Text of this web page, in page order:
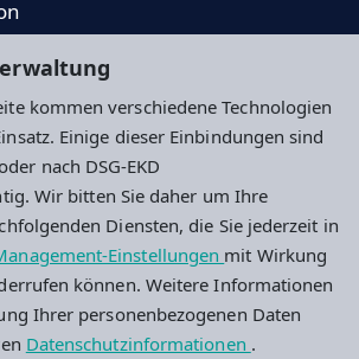
kommen verschiedene Technologien
Einige dieser Einbindungen sind
nach DSG-EKD
Wir bitten Sie daher um Ihre
Diensten, die Sie jederzeit in
Einstellungen mit Wirkung
können. Weitere Informationen
Ihrer personenbezogenen Daten
Datenschutzinformationen .
Cookie-Einstellungen
Frankfurt
Main